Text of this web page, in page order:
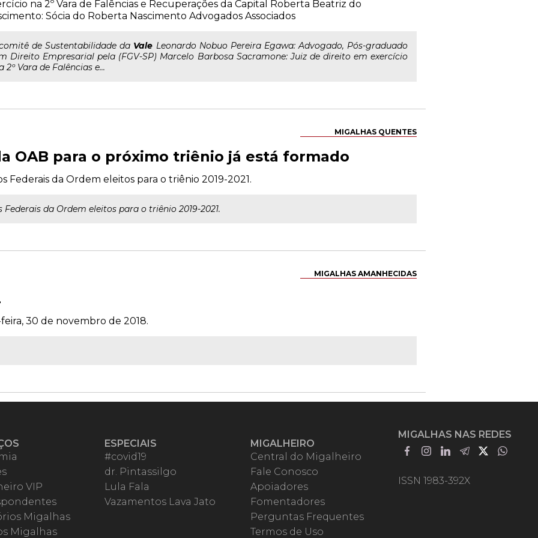
na 2º Vara de Falências e Recuperações da Capital Roberta Beatriz do
Sócia do Roberta Nascimento Advogados Associados
de Sustentabilidade da Vale Leonardo Nobuo Pereira Egawa: Advogado, Pós-graduado
Direito Empresarial pela (FGV-SP) Marcelo Barbosa Sacramone: Juiz de direito em exercício
2º Vara de Falências e...
MIGALHAS QUENTES
OAB para o próximo triênio já está formado
Federais da Ordem eleitos para o triênio 2019-2021.
da Ordem eleitos para o triênio 2019-2021.
MIGALHAS AMANHECIDAS
30 de novembro de 2018.
VIP
Migalhas
Migalhas
ESPECIAIS
#covid19
dr. Pintassilgo
Lula Fala
Vazamentos Lava Jato
MIGALHEIRO
Central do Migalheiro
Fale Conosco
Apoiadores
Fomentadores
Perguntas Frequentes
Termos de Uso
MIGALHAS NAS REDES
ISSN 1983-392X